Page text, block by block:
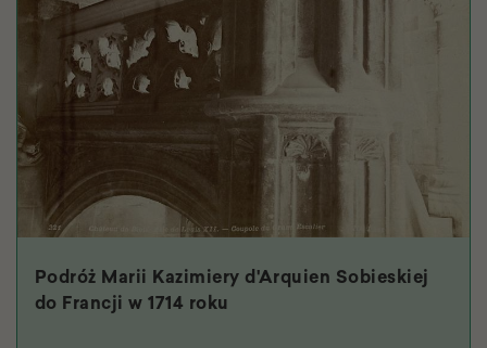
Podróż Marii Kazimiery d'Arquien Sobieskiej
do Francji w 1714 roku